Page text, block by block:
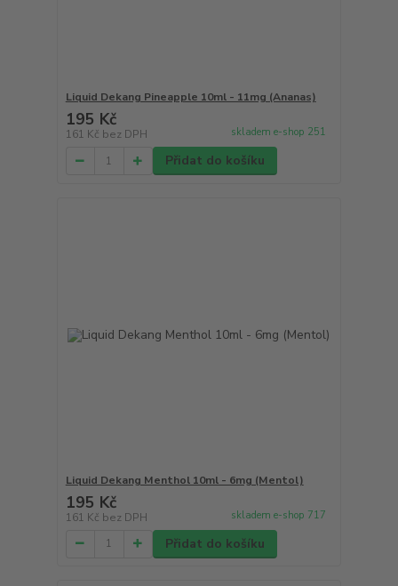
Liquid Dekang Pineapple 10ml - 11mg (Ananas)
195 Kč
161 Kč bez DPH skladem e-shop 251
Přidat do košíku
Liquid Dekang Menthol 10ml - 6mg (Mentol)
195 Kč
161 Kč bez DPH skladem e-shop 717
Přidat do košíku